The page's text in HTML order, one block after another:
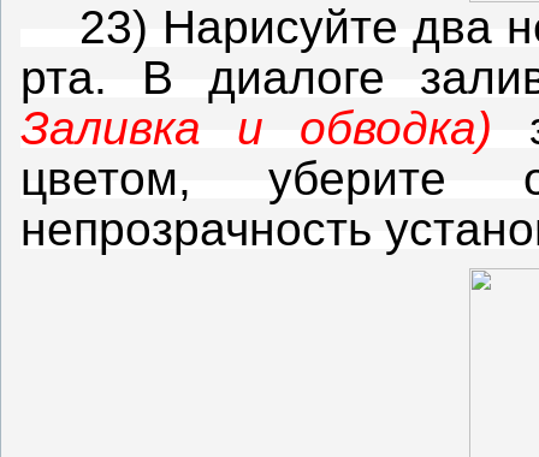
23) Нарисуйте два
рта. В диалоге
Заливка и обводка)
цветом, уберите
непрозрачность